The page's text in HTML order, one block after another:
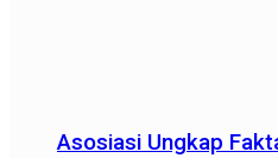
Asosiasi Ungkap